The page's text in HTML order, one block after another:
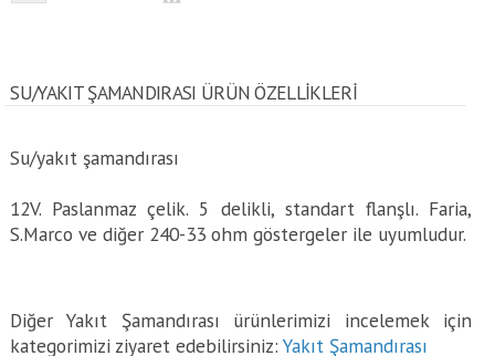
SU/YAKIT ŞAMANDIRASI ÜRÜN ÖZELLİKLERİ
Su/yakıt şamandırası
12V. Paslanmaz çelik. 5 delikli, standart flanşlı. Faria,
S.Marco ve diğer 240-33 ohm göstergeler ile uyumludur.
Diğer Yakıt Şamandırası ürünlerimizi incelemek için
kategorimizi ziyaret edebilirsiniz:Yakıt Şamandırası